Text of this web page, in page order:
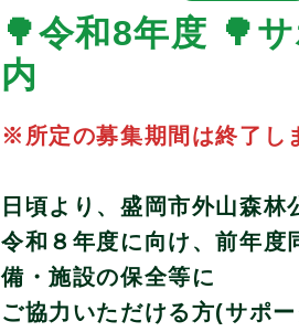
🌳令和8年度 🌳
内 ～途中
※所定の募集期間は終了し
日頃より、盛岡市外山森
令和８年度に向け、前年度
備・施設の保全等に
ご協力いただける方(サポ